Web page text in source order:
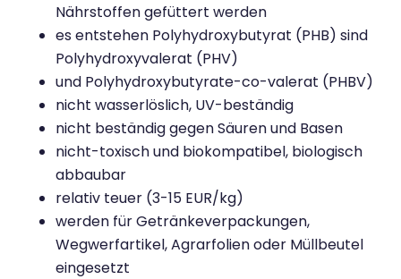
Nährstoffen gefüttert werden
es entstehen Polyhydroxybutyrat (PHB) sind
Polyhydroxyvalerat (PHV)
und Polyhydroxybutyrate-co-valerat (PHBV)
nicht wasserlöslich, UV-beständig
nicht beständig gegen Säuren und Basen
nicht-toxisch und biokompatibel, biologisch
abbaubar
relativ teuer (3-15 EUR/kg)
werden für Getränkeverpackungen,
Wegwerfartikel, Agrarfolien oder Müllbeutel
eingesetzt